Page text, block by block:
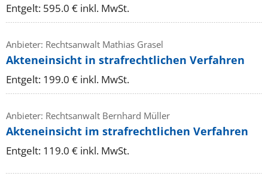
Entgelt: 595.0 € inkl. MwSt.
Anbieter: Rechtsanwalt Mathias Grasel
Akteneinsicht in strafrechtlichen Verfahren
Entgelt: 199.0 € inkl. MwSt.
Anbieter: Rechtsanwalt Bernhard Müller
Akteneinsicht im strafrechtlichen Verfahren
Entgelt: 119.0 € inkl. MwSt.